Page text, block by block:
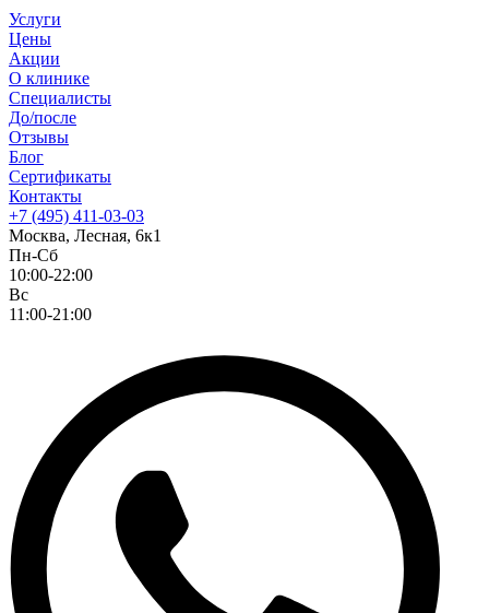
Услуги
Цены
Акции
О клинике
Специалисты
До/после
Отзывы
Блог
Сертификаты
Контакты
+7 (495) 411-03-03
Москва, Лесная, 6к1
Пн-Сб
10:00-22:00
Вс
11:00-21:00